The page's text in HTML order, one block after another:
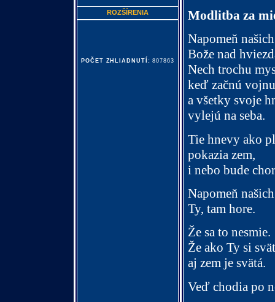
Modlitba za
Napomeň
Bože nad
Nech trochu
keď začnú vojnu
a všetky svoje
vylejú na seba.
Tie hnevy ako
pokazia zem,
i nebo bude
Napomeň
Ty, tam hore.
Že sa to nesmie.
Že ako Ty si
aj zem je svätá.
Veď chodia po
ROZŠÍRENIA
POČET ZHLIADNUTÍ: 807863